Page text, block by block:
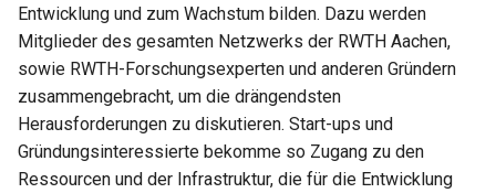
Entwicklung und zum Wachstum bilden. Dazu werden
Mitglieder des gesamten Netzwerks der RWTH Aachen,
sowie RWTH-Forschungsexperten und anderen Gründern
zusammengebracht, um die drängendsten
Herausforderungen zu diskutieren. Start-ups und
Gründungsinteressierte bekomme so Zugang zu den
Ressourcen und der Infrastruktur, die für die Entwicklung